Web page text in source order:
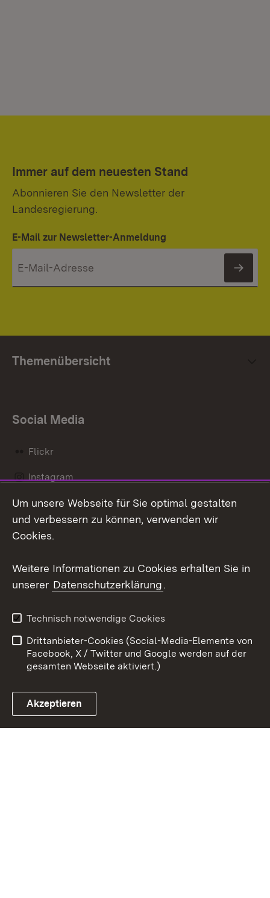
Immer auf dem neuesten Stand
Abonnieren Sie den Newsletter der
Landesregierung.
E-Mail zur Newsletter-Anmeldung
Themenübersicht
Social Media
Flickr
Instagram
Social Wall
Link zum Landesportal
Barrierefreiheit
Benutzungshinweise
Impressum
Cookies
Um unsere Webseite für Sie optimal gestalten
und verbessern zu können, verwenden wir
Cookies.
Weitere Informationen zu Cookies erhalten Sie in
unserer Datenschutzerklärung.
Technisch notwendige Cookies
Drittanbieter-Cookies (Social-Media-Elemente von
Facebook, X / Twitter und Google werden auf der
gesamten Webseite aktiviert.)
Akzeptieren